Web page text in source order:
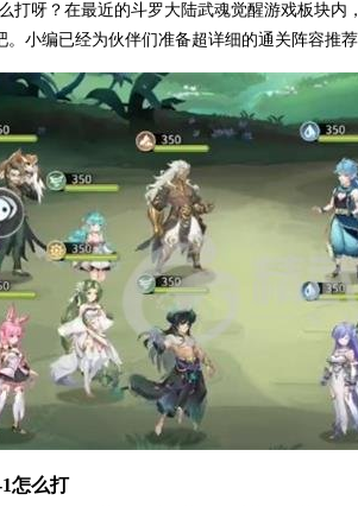
打呀？在最近的斗罗大陆武魂觉醒游戏板块
小编已经为伙伴们准备超详细的通关阵容推
怎么打